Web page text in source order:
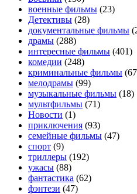
военные фильмы (23)
Детективы (28)
документальные фильмы
драмы (288)
интересные фильмы (401)
комедии (248)
криминальные фильмы
мелодрамы (99)
музыкальные фильмы (18)
мультфильмы (71)
Новости (1)
приключения (93)
семейные фильмы (47)
спорт (9)
триллеры (192)
ужасы (88)
фантастика (62)
фэнтези (47)